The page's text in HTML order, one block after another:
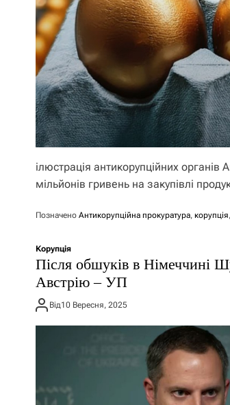
ілюстрація антикорупційних
мільйонів гривень на закупівлі
Позначено Антикорупційна прокуратура, корупція,
Корупція
Після обшуків в Німеччині
Австрію – УП
Від10 Вересня, 2025